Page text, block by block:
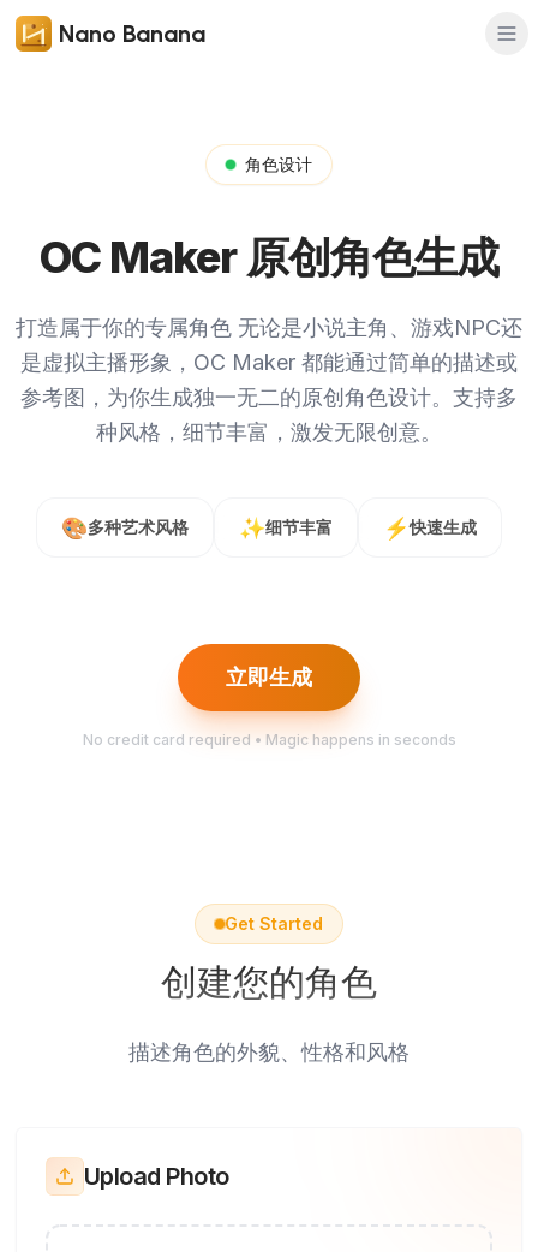
Nano Banana
角色设计
OC Maker 原创角色生成
打造属于你的专属角色 无论是小说主角、游戏NPC还
是虚拟主播形象，OC Maker 都能通过简单的描述或
参考图，为你生成独一无二的原创角色设计。支持多
种风格，细节丰富，激发无限创意。
🎨多种艺术风格 ✨细节丰富 ⚡快速生成
立即生成
No credit card required • Magic happens in seconds
Get Started
创建您的角色
描述角色的外貌、性格和风格
Upload Photo